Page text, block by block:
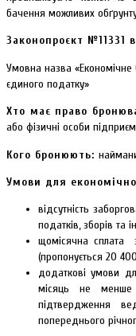
бачення можливих
Законопроєкт №11331
Умовна назва «Економічне
єдиного податку»
Хто має право
або фізичні особи
Кого бронюють:
Умови для
відсутність
податків, зборів та
щомісячна сплата
(пропонується 20
додаткові умови
місяць не менше
підтвердження
попереднього